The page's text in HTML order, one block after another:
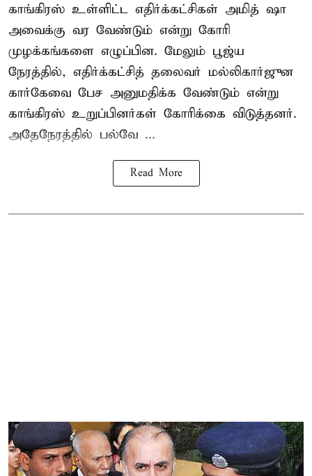
காங்கிரஸ் உள்ளிட்ட எதிர்க்கட்சிகள் அமித் ஷா
அவைக்கு வர வேண்டும் என்று கோரி
முழக்கங்களை எழுப்பின. மேலும் பூஜ்ய
நேரத்தில், எதிர்க்கட்சித் தலைவர் மல்லிகார்ஜுன
கார்கேவை பேச அனுமதிக்க வேண்டும் என்று
காங்கிரஸ் உறுப்பினர்கள் கோரிக்கை விடுத்தனர்.
அதேநேரத்தில் பல்வே ...
Read More